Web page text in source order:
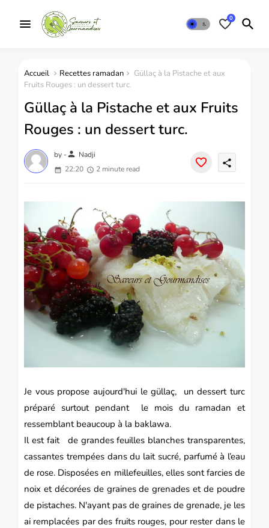
0
Accueil Recettes ramadan
Güllaç à la Pistache et aux
Fruits Rouges : un dessert turc.
Güllaç à la Pistache et aux Fruits
Rouges : un dessert turc.
by -person Nadji
22:20
2 minute read
share
Je vous propose aujourd'hui le güllaç, un dessertturc
préparé surtout pendant le mois du ramadan et
ressemblant beaucoup à la baklawa.
Il est fait de grandes feuilles blanches transparentes,
cassantes trempées dans du lait sucré, parfumé à l’eau
de rose. Disposées en millefeuilles, elles sont farcies de
noix et décorées de graines de grenades et de poudre
de pistaches. N'ayant pas de graines de grenade, je les
ai remplacées par des fruits rouges, pour rester dans le